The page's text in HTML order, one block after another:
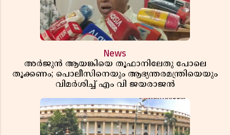
News
അർജുൻ ആയങ്കിയെ തൂഫാനിലേതു പോലെ
തൂക്കണം; പൊലീസിനെയും ആഭ്യന്തരമന്ത്രിയെയും
വിമർശിച്ച് എം വി ജയരാജൻ